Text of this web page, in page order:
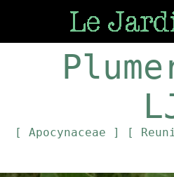
[ Apocynaceae ] [